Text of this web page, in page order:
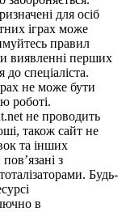
для осіб
іграх може
правил
виявленні перших
до спеціаліста.
не може бути
роботі.
не проводить
також сайт не
та інших
з
Будь-
в